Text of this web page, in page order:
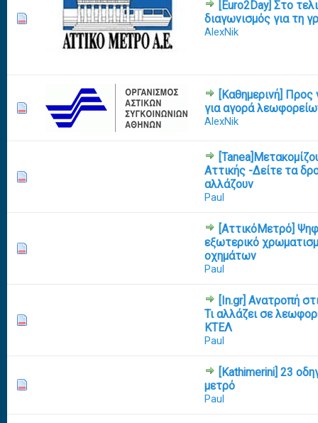
[Euro2Day] Στο
διαγωνισμός για τη
AlexNik
0 Vote(s) - 0 out of 5 in Average
123
[Καθημερινή] Προς
για αγορά
AlexNik
0 Vote(s) - 0 out of 5 in Average
12345
Αττικής -Δείτε τα
αλλάζουν
Paul
0 Vote(s) - 0 out of 5 in Average
[ΑττικόΜετρό]
εξωτερικό
οχημάτων
Paul
0 Vote(s) - 0 out of 5 in Average
[In.gr] Ανατροπή
Τι αλλάζει σε
ΚΤΕΛ
Paul
0 Vote(s) - 0 out of 5 in Average
[Kathimerini] 23
μετρό
Paul
0 Vote(s) - 0 out of 5 in Average